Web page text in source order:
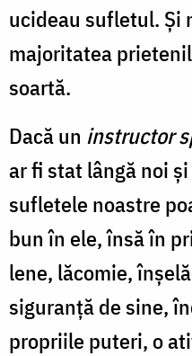
ucideau sufletul. Și
majoritatea
soartă.
Dacă un instructor
ar fi stat lângă noi
sufletele noastre
bun în ele, însă în
lene, lăcomie,
siguranță de sine,
propriile puteri, o